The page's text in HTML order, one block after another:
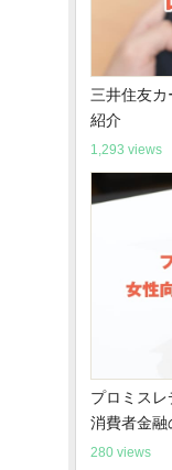
三井住友
紹介
1,293 views
プロミス
消費者金融
280 views